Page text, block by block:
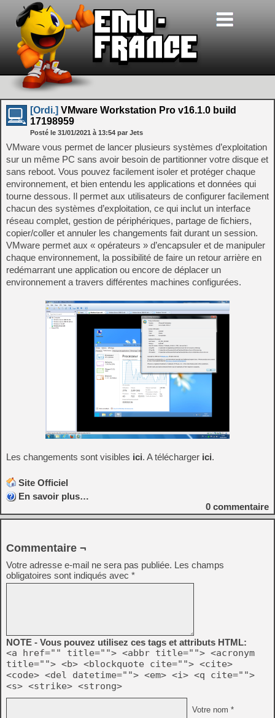
[Ordi.] VMware Workstation Pro v16.1.0 build
17198959
Posté le 31/01/2021 à 13:54 par Jets
VMware vous permet de lancer plusieurs systèmes d’exploitation
sur un même PC sans avoir besoin de partitionner votre disque et
sans reboot. Vous pouvez facilement isoler et protéger chaque
environnement, et bien entendu les applications et données qui
tourne dessous. Il permet aux utilisateurs de configurer facilement
chacun des systèmes d’exploitation, ce qui inclut un interface
réseau complet, gestion de périphériques, partage de fichiers,
copier/coller et annuler les changements fait durant un session.
VMware permet aux « opérateurs » d’encapsuler et de manipuler
chaque environnement, la possibilité de faire un retour arrière en
redémarrant une application ou encore de déplacer un
environnement a travers différentes machines configurées.
Les changements sont visibles ici. A télécharger ici.
Site Officiel
En savoir plus…
0 commentaire
Commentaire ¬
Votre adresse e-mail ne sera pas publiée. Les champs
obligatoires sont indiqués avec *
NOTE - Vous pouvez utilisez ces tags et attributs HTML:
<a href="" title=""> <abbr title=""> <acronym
title=""> <b> <blockquote cite=""> <cite>
<code> <del datetime=""> <em> <i> <q cite="">
<s> <strike> <strong>
Votre nom *